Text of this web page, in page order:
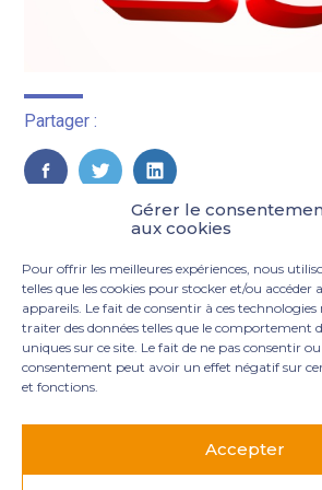
Gérer le
aux cookies
Pour offrir les meilleures expériences, nous
telles que les cookies pour stocker et/ou
appareils. Le fait de consentir à ces
traiter des données telles que le comportement
uniques sur ce site. Le fait de ne pas consentir
consentement peut avoir un effet négatif sur
et fonctions.
Accepter
Partager :
FaceBook
TwitterLinkedIn
Principale
3 rue Marie Dupil – La Plaine Petit Manoir